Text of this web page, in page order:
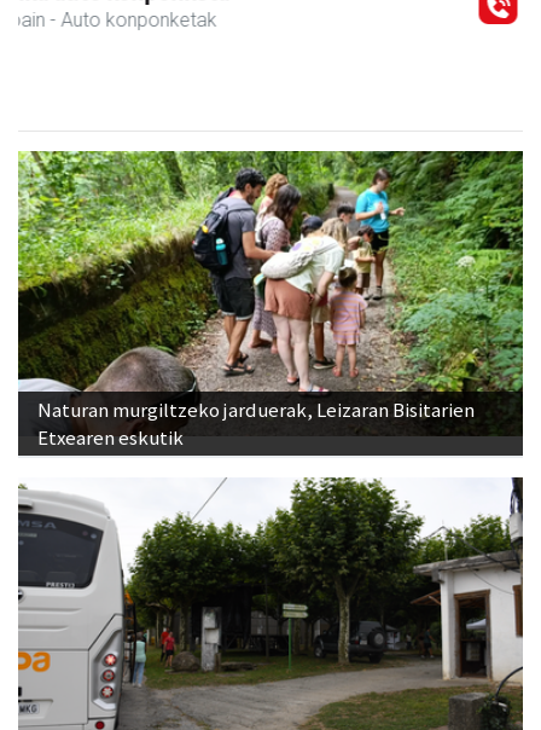
Andoain - Hezkuntza
Naturan murgiltzeko jarduerak, Leizaran Bisitarien
Etxearen eskutik